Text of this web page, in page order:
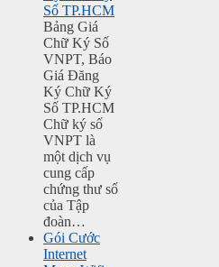
Số TP.HCM
Bảng Giá
Chữ Ký Số
VNPT, Báo
Giá Đăng
Ký Chữ Ký
Số TP.HCM
Chữ ký số
VNPT là
một dịch vụ
cung cấp
chứng thư số
của Tập
đoàn…
Gói Cước
Internet